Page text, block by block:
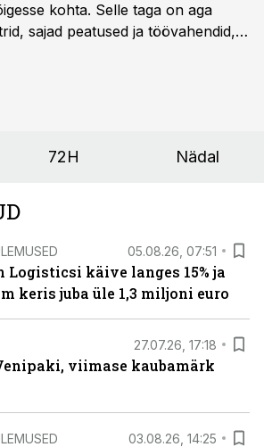
kohta. Selle taga on aga
sajad peatused ja töövahendid,
72H Nädal
05.08.26, 07:51
Logisticsi käive langes 15% ja
keris juba üle 1,3 miljoni euro
27.07.26, 17:18
viimase kaubamärk
03.08.26, 14:25